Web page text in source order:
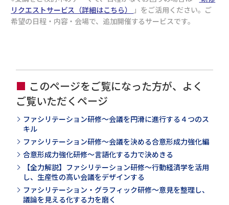
リクエストサービス（詳細はこちら）
」をご活用ください。ご
希望の日程・内容・会場で、追加開催するサービスです。
このページをご覧になった方が、よく
ご覧いただくページ
ファシリテーション研修～会議を円滑に進行する４つのス
キル
ファシリテーション研修～会議を決める合意形成力強化編
合意形成力強化研修～言語化する力で決めきる
【全力解説】ファシリテーション研修～行動経済学を活用
し、生産性の高い会議をデザインする
ファシリテーション・グラフィック研修～意見を整理し、
議論を見える化する力を磨く